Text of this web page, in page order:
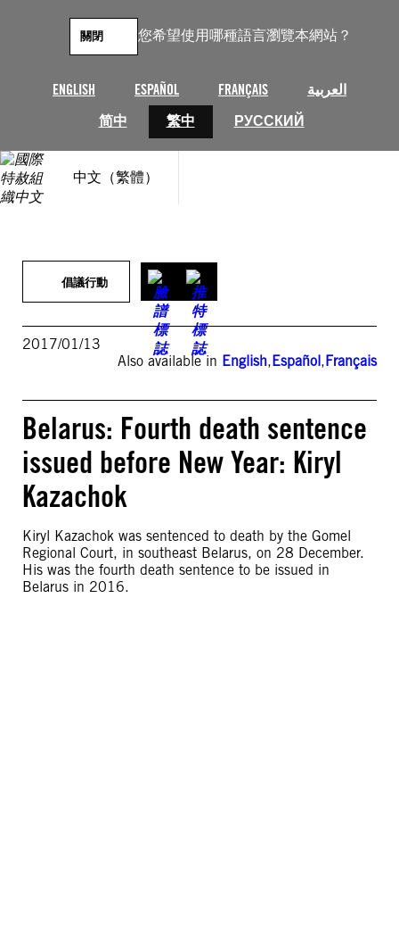
您希望使用哪種語言瀏覽本網站？
ENGLISH ESPAÑOL FRANÇAIS
العربية
简中
繁中 РУССКИЙ
關閉
中文（繁體）
倡議行動
2017/01/13
Also available in English,Español,Français
Belarus: Fourth death sentence
issued before New Year: Kiryl
Kazachok
Kiryl Kazachok was sentenced to death by the Gomel
Regional Court, in southeast Belarus, on 28 December.
His was the fourth death sentence to be issued in
Belarus in 2016.